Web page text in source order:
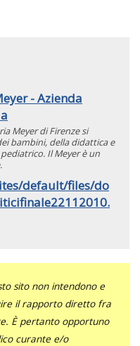
- Azienda
Meyer di Firenze si
bambini, della didattica e
Il Meyer è un
default/files/do
sito non intendono e
il rapporto diretto fra
È pertanto opportuno
curante e/o